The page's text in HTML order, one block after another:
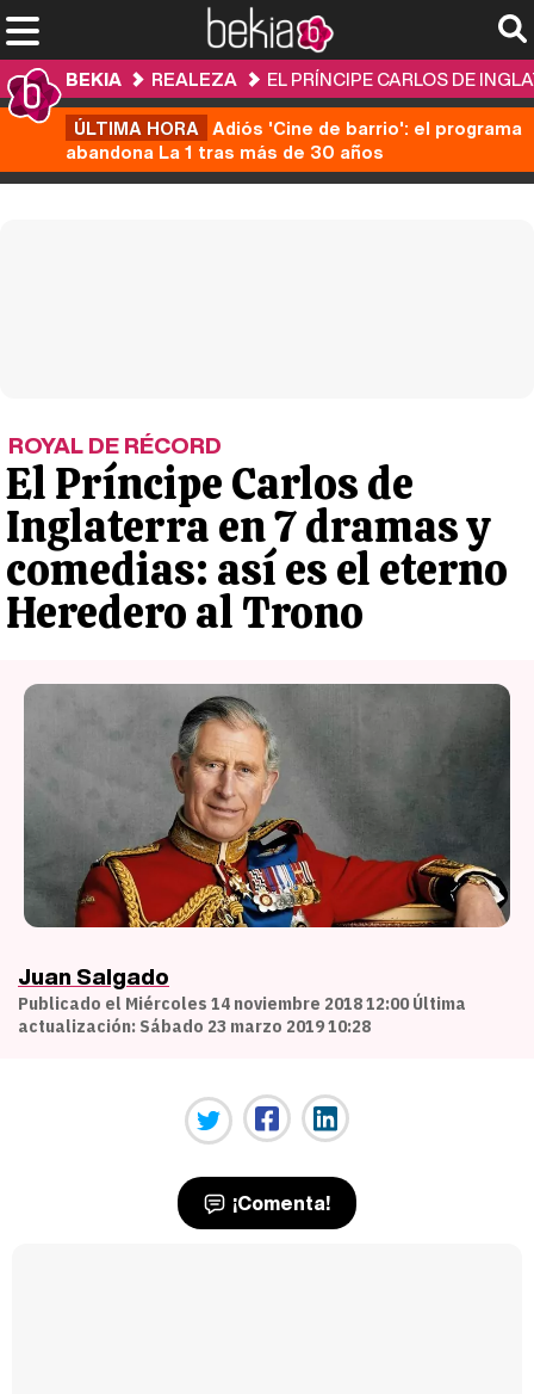
BEKIA REALEZA
EL PRÍNCIPE CARLOS DE
ÚLTIMA HORA Adiós 'Cine de barrio': el programa
abandona La 1 tras más de 30 años
ROYAL DE RÉCORD
El Príncipe Carlos de
Inglaterra en 7 dramas y
comedias: así es el eterno
Heredero al Trono
Juan Salgado
Publicado el Miércoles 14 noviembre 2018 12:00 Última
actualización: Sábado 23 marzo 2019 10:28
¡Comenta!